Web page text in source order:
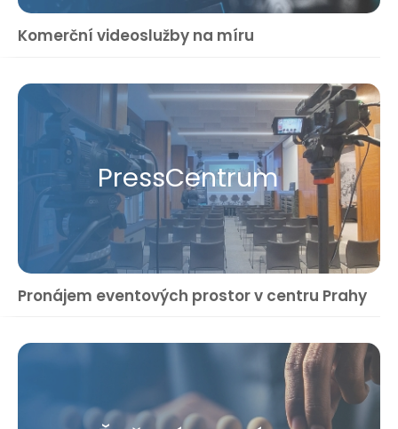
Komerční videoslužby na míru
Press​Centrum
Pronájem eventových prostor v centru Prahy